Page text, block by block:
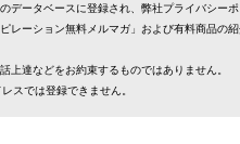
データベースに登録され、弊社プライバシー
レーション無料メルマガ」および有料商品の
上達などをお約束するものではありません。
スでは登録できません。